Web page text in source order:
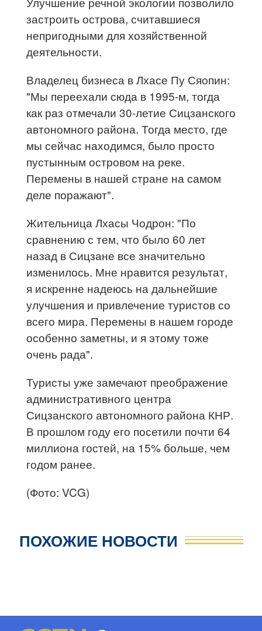
застроить острова, считавшиеся
непригодными для хозяйственной
деятельности.
Владелец бизнеса в Лхасе Пу Сяопин:
"Мы переехали сюда в 1995-м, тогда
как раз отмечали 30-летие Сицзанского
автономного района. Тогда место, где
мы сейчас находимся, было просто
пустынным островом на реке.
Перемены в нашей стране на самом
деле поражают".
Жительница Лхасы Чодрон: "По
сравнению с тем, что было 60 лет
назад в Сицзане все значительно
изменилось. Мне нравится результат,
я искренне надеюсь на дальнейшие
улучшения и привлечение туристов со
всего мира. Перемены в нашем городе
особенно заметны, и я этому тоже
очень рада".
Туристы уже замечают преображение
административного центра
Сицзанского автономного района КНР.
В прошлом году его посетили почти 64
миллиона гостей, на 15% больше, чем
годом ранее.
(Фото: VCG)
ПОХОЖИЕ НОВОСТИ